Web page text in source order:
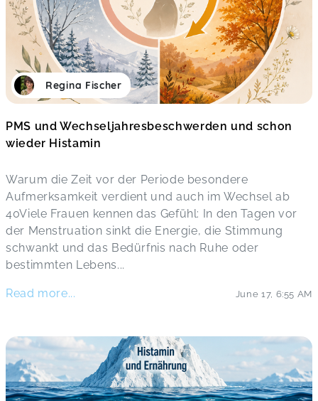
Regina Fischer
PMS und Wechseljahresbeschwerden und schon
wieder Histamin
Warum die Zeit vor der Periode besondere
Aufmerksamkeit verdient und auch im Wechsel ab
40Viele Frauen kennen das Gefühl: In den Tagen vor
der Menstruation sinkt die Energie, die Stimmung
schwankt und das Bedürfnis nach Ruhe oder
bestimmten Lebens...
Read more... June 17, 6:55 AM